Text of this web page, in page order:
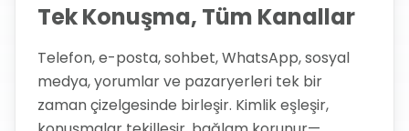
Tek Konuşma, Tüm Kanallar
Telefon, e-posta, sohbet, WhatsApp, sosyal
medya, yorumlar ve pazaryerleri tek bir
zaman çizelgesinde birleşir. Kimlik eşleşir,